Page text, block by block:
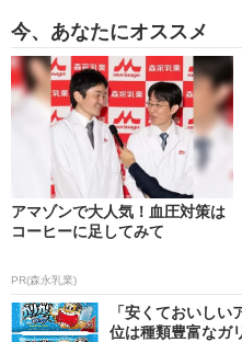
今、あなたにオススメ
アマゾンで大人気！血圧対策は
コーヒーに足してみて
PR(森永乳業)
「安くておいし
位は種類豊富なガ